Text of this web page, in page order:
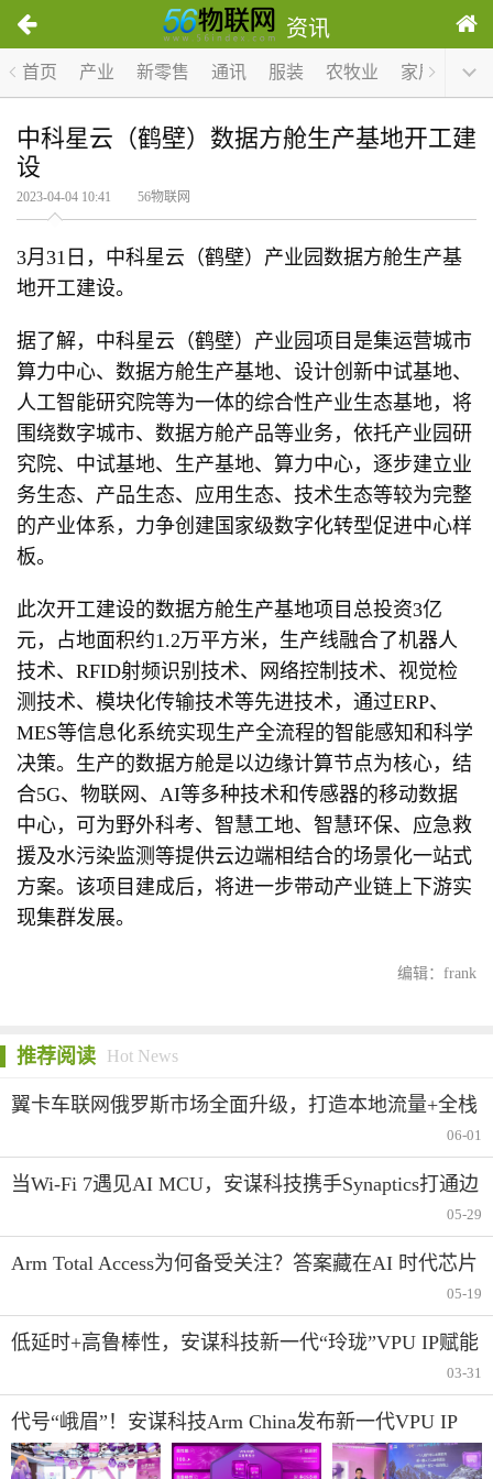
资讯
首页 产业 新零售 通讯 服装 农牧业 家居 医疗
中科星云（鹤壁）数据方舱生产基地开工建
设
2023-04-04 10:41 56物联网
3月31日，中科星云（鹤壁）产业园数据方舱生产基
地开工建设。
据了解，中科星云（鹤壁）产业园项目是集运营城市
算力中心、数据方舱生产基地、设计创新中试基地、
人工智能研究院等为一体的综合性产业生态基地，将
围绕数字城市、数据方舱产品等业务，依托产业园研
究院、中试基地、生产基地、算力中心，逐步建立业
务生态、产品生态、应用生态、技术生态等较为完整
的产业体系，力争创建国家级数字化转型促进中心样
板。
此次开工建设的数据方舱生产基地项目总投资3亿
元，占地面积约1.2万平方米，生产线融合了机器人
技术、RFID射频识别技术、网络控制技术、视觉检
测技术、模块化传输技术等先进技术，通过ERP、
MES等信息化系统实现生产全流程的智能感知和科学
决策。生产的数据方舱是以边缘计算节点为核心，结
合5G、物联网、AI等多种技术和传感器的移动数据
中心，可为野外科考、智慧工地、智慧环保、应急救
援及水污染监测等提供云边端相结合的场景化一站式
方案。该项目建成后，将进一步带动产业链上下游实
现集群发展。
编辑：frank
推荐阅读 Hot News
翼卡车联网俄罗斯市场全面升级，打造本地流量+全栈
06-01
当Wi-Fi 7遇见AI MCU，安谋科技携手Synaptics打通边
05-29
Arm Total Access为何备受关注？答案藏在AI 时代芯片
05-19
低延时+高鲁棒性，安谋科技新一代“玲珑”VPU IP赋能
03-31
代号“峨眉”！安谋科技Arm China发布新一代VPU IP